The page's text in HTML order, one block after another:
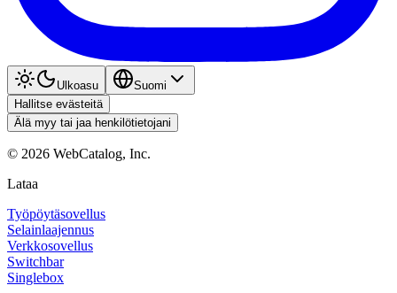
Ulkoasu
Suomi
Hallitse evästeitä
Älä myy tai jaa henkilötietojani
© 2026 WebCatalog, Inc.
Lataa
Työpöytäsovellus
Selainlaajennus
Verkkosovellus
Switchbar
Singlebox